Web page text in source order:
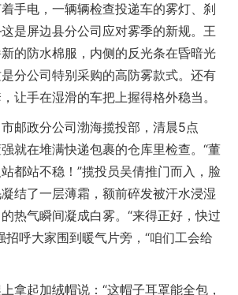
手电，一辆辆检查投递车的雾灯、刹
是屏边县分公司应对雾季的新规。王
的防水棉服，内侧的反光条在昏暗光
分公司特别采购的高防雾款式。还有
让手在湿滑的车把上握得格外稳当。
政分公司渤海揽投部，清晨5点
就在堆满快递包裹的仓库里检查。“董
都站不稳！”揽投员吴倩推门而入，脸
结了一层薄霜，额前碎发被汗水浸湿
热气瞬间凝成白雾。“来得正好，快过
招呼大家围到暖气片旁，“咱们工会给
起加绒帽说：“这帽子耳罩能全包，